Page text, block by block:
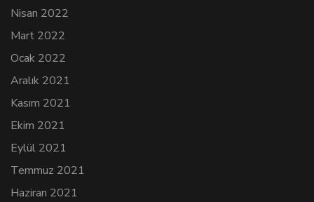
Nisan 2022
Mart 2022
Ocak 2022
Aralık 2021
Kasım 2021
Ekim 2021
Eylül 2021
Temmuz 2021
Haziran 2021